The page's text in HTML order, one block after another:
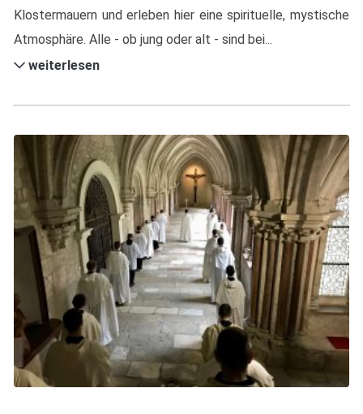
Klostermauern und erleben hier eine spirituelle, mystische
Atmosphäre. Alle - ob jung oder alt - sind bei...
weiterlesen